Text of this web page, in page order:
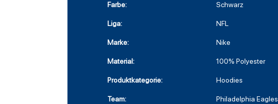
Farbe: Schwarz
Liga: NFL
Marke: Nike
Material: 100% Polyester
Produktkategorie: Hoodies
Team: Philadelphia Eagles